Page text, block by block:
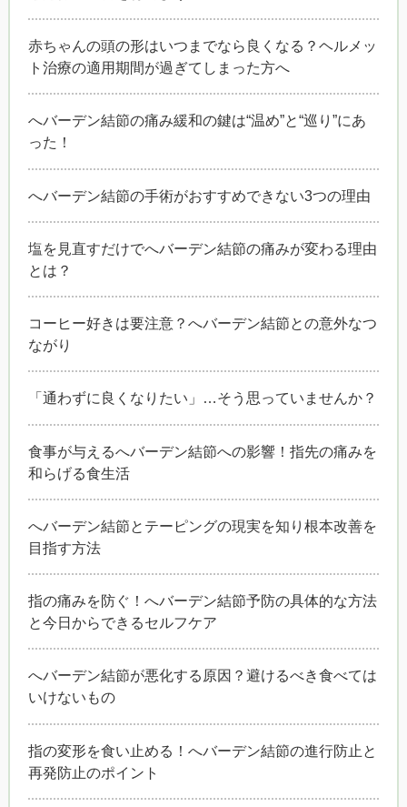
赤ちゃんの頭の形はいつまでなら良くなる？ヘルメッ
ト治療の適用期間が過ぎてしまった方へ
へバーデン結節の痛み緩和の鍵は“温め”と“巡り”にあ
った！
へバーデン結節の手術がおすすめできない3つの理由
塩を見直すだけでへバーデン結節の痛みが変わる理由
とは？
コーヒー好きは要注意？へバーデン結節との意外なつ
ながり
「通わずに良くなりたい」…そう思っていませんか？
食事が与えるへバーデン結節への影響！指先の痛みを
和らげる食生活
へバーデン結節とテーピングの現実を知り根本改善を
目指す方法
指の痛みを防ぐ！へバーデン結節予防の具体的な方法
と今日からできるセルフケア
へバーデン結節が悪化する原因？避けるべき食べては
いけないもの
指の変形を食い止める！へバーデン結節の進行防止と
再発防止のポイント